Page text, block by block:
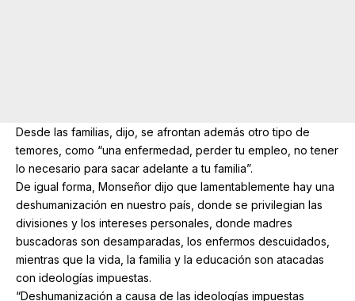
Desde las familias, dijo, se afrontan además otro tipo de
temores, como “una enfermedad, perder tu empleo, no tener
lo necesario para sacar adelante a tu familia”.
De igual forma, Monseñor dijo que lamentablemente hay una
deshumanización en nuestro país, donde se privilegian las
divisiones y los intereses personales, donde madres
buscadoras son desamparadas, los enfermos descuidados,
mientras que la vida, la familia y la educación son atacadas
con ideologías impuestas.
“Deshumanización a causa de las ideologías impuestas